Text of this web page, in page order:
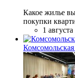
Какое жилье
покупки
1 августа